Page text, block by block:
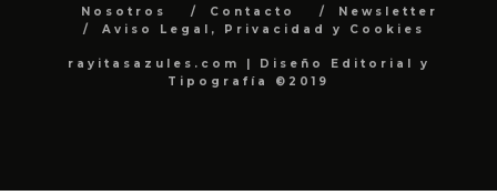
Nosotros Contacto
Newsletter
Aviso Legal, Privacidad y Cookies
rayitasazules.com | Diseño Editorial y
Tipografía ©2019